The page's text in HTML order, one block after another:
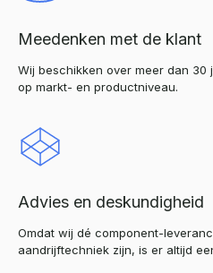
Meedenken met de klant
Wij beschikken over meer dan 30
op markt- en productniveau.
Advies en deskundigheid
Omdat wij dé component-
aandrijftechniek zijn, is er altijd